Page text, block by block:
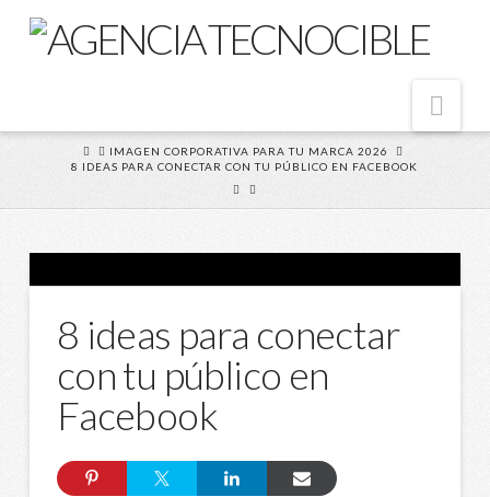
HOMEIMAGEN CORPORATIVA PARA TU MARCA 2026
8 IDEAS PARA CONECTAR CON TU PÚBLICO EN FACEBOOK
8 ideas para conectar
con tu público en
Facebook